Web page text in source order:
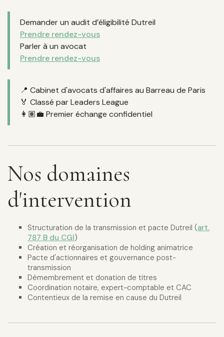
Demander un audit d’éligibilité Dutreil
Prendre rendez-vous
Parler à un avocat
Prendre rendez-vous
📍 Cabinet d'avocats d'affaires au Barreau de Paris
🏅 Classé par Leaders League
👩🏽‍💼 Premier échange confidentiel
Nos domaines
d'intervention
Structuration de la transmission et pacte Dutreil (art.
787 B du CGI)
Création et réorganisation de holding animatrice
Pacte d'actionnaires et gouvernance post-
transmission
Démembrement et donation de titres
Coordination notaire, expert-comptable et CAC
Contentieux de la remise en cause du Dutreil